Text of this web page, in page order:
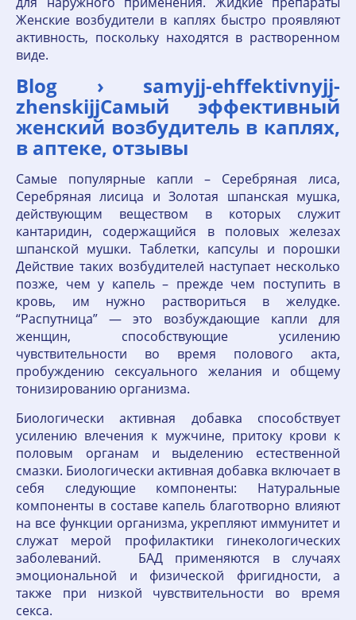
Женские возбудители в каплях быстро проявляют
активность, поскольку находятся в растворенном
виде.
Blog › samyjj-ehffektivnyjj-
zhenskijjСамый эффективный
женский возбудитель в каплях,
в аптеке, отзывы
Самые популярные капли – Серебряная лиса,
Серебряная лисица и Золотая шпанская мушка,
действующим веществом в которых служит
кантаридин, содержащийся в половых железах
шпанской мушки. Таблетки, капсулы и порошки
Действие таких возбудителей наступает несколько
позже, чем у капель – прежде чем поступить в
кровь, им нужно раствориться в желудке.
“Распутница” — это возбуждающие капли для
женщин, способствующие усилению
чувствительности во время полового акта,
пробуждению сексуального желания и общему
тонизированию организма.
Биологически активная добавка способствует
усилению влечения к мужчине, притоку крови к
половым органам и выделению естественной
смазки. Биологически активная добавка включает в
себя следующие компоненты: Натуральные
компоненты в составе капель благотворно влияют
на все функции организма, укрепляют иммунитет и
служат мерой профилактики гинекологических
заболеваний. БАД применяются в случаях
эмоциональной и физической фригидности, а
также при низкой чувствительности во время
секса.